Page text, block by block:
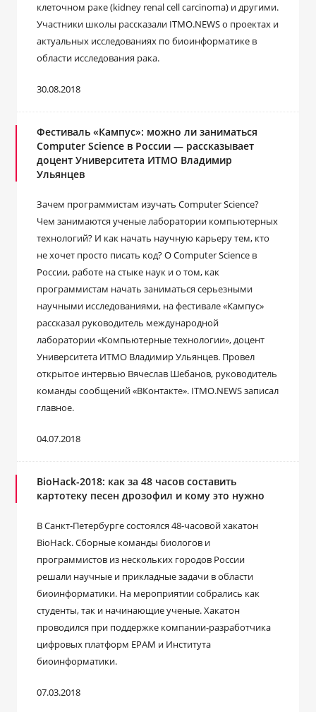
клеточном раке (kidney renal cell carcinoma) и другими.
Участники школы рассказали ITMO.NEWS о проектах и
актуальных исследованиях по биоинформатике в
области исследования рака.
30.08.2018
Фестиваль «Кампус»: можно ли заниматься
Computer Science в России — рассказывает
доцент Университета ИТМО Владимир
Ульянцев
Зачем программистам изучать Computer Science?
Чем занимаются ученые лаборатории компьютерных
технологий? И как начать научную карьеру тем, кто
не хочет просто писать код? О Computer Science в
России, работе на стыке наук и о том, как
программистам начать заниматься серьезными
научными исследованиями, на фестивале «Кампус»
рассказал руководитель международной
лаборатории «Компьютерные технологии», доцент
Университета ИТМО Владимир Ульянцев. Провел
открытое интервью Вячеслав Шебанов, руководитель
команды сообщений «ВКонтакте». ITMO.NEWS записал
главное.
04.07.2018
BioHack-2018: как за 48 часов составить
картотеку песен дрозофил и кому это нужно
В Санкт-Петербурге состоялся 48-часовой хакатон
BioHack. Сборные команды биологов и
программистов из нескольких городов России
решали научные и прикладные задачи в области
биоинформатики. На мероприятии собрались как
студенты, так и начинающие ученые. Хакатон
проводился при поддержке компании-разработчика
цифровых платформ EPAM и Института
биоинформатики.
07.03.2018